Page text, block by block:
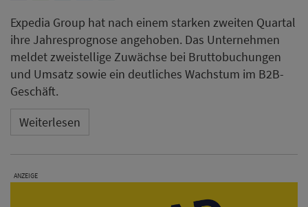
Expedia Group hat nach einem starken zweiten Quartal
ihre Jahresprognose angehoben. Das Unternehmen
meldet zweistellige Zuwächse bei Bruttobuchungen
und Umsatz sowie ein deutliches Wachstum im B2B-
Geschäft.
Weiterlesen
ANZEIGE